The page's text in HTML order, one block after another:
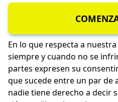
En lo que respecta a
siempre y cuando no se
partes expresen su
que sucede entre un par de
nadie tiene derecho a decir